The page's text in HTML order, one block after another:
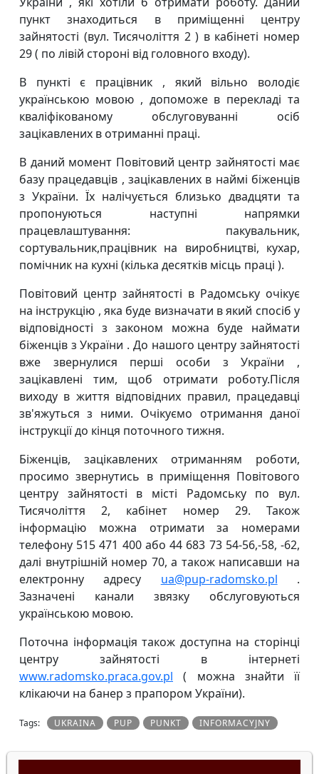
пункт знаходиться в приміщенні центру
зайнятості (вул. Тисячоліття 2 ) в кабінеті номер
29 ( по лівій стороні від головного входу).
В пункті є працівник , який вільно володіє
українською мовою , допоможе в перекладі та
кваліфікованому обслуговуванні осіб
зацікавлених в отриманні праці.
В даний момент Повітовий центр зайнятості має
базу працедавців , зацікавлених в наймі біженців
з України. Їх налічується близько двадцяти та
пропонуються наступні напрямки
працевлаштування: пакувальник,
сортувальник,працівник на виробництві, кухар,
помічник на кухні (кілька десятків місць праці ).
Повітовий центр зайнятості в Радомську очікує
на інструкцію , яка буде визначати в який спосіб у
відповідності з законом можна буде наймати
біженців з України . До нашого центру зайнятості
вже звернулися перші особи з України ,
зацікавлені тим, щоб отримати роботу.Після
виходу в життя відповідних правил, працедавці
зв'яжуться з ними. Очікуємо отримання даної
інструкції до кінця поточного тижня.
Біженців, зацікавлених отриманням роботи,
просимо звернутись в приміщення Повітового
центру зайнятості в місті Радомську по вул.
Тисячоліття 2, кабінет номер 29. Також
інформацію можна отримати за номерами
телефону 515 471 400 або 44 683 73 54-56,-58, -62,
далі внутрішній номер 70, а також написавши на
електронну адресу ua@pup-radomsko.pl .
Зазначені канали звязку обслуговуються
українською мовою.
Поточна інформація також доступна на сторінці
центру зайнятості в інтернеті
www.radomsko.praca.gov.pl ( можна знайти її
клікаючи на банер з прапором України).
Tags: UKRAINA PUP PUNKT INFORMACYJNY